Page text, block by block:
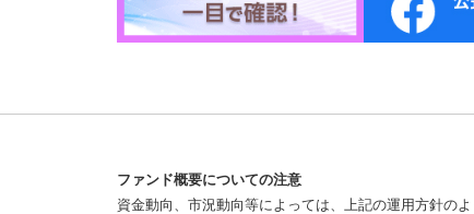
ファンド概要についての注意
資金動向、市況動向等によっては、上記の運用方針の